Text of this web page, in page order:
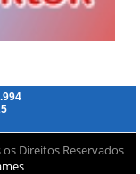
Direitos Reservados